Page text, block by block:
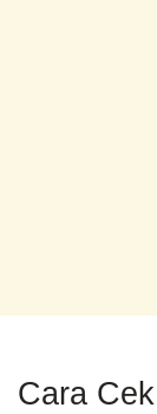
Cara